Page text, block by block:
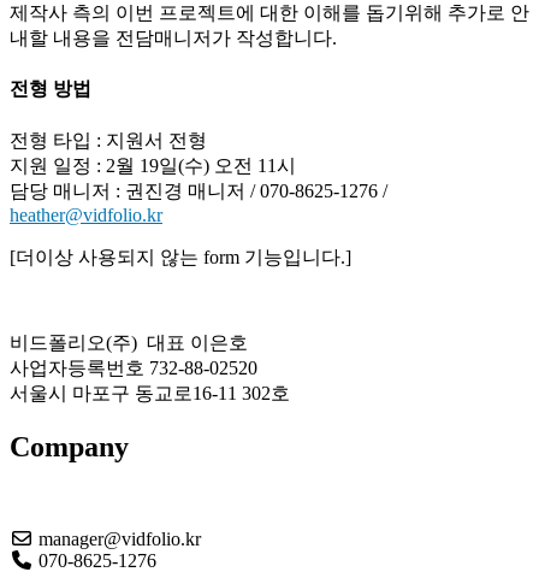
제작사 측의 이번 프로젝트에 대한 이해를 돕기위해 추가로 안
내할 내용을 전담매니저가 작성합니다.
전형 방법
전형 타입 : 지원서 전형
지원 일정 : 2월 19일(수) 오전 11시
담당 매니저 : 권진경 매니저 / 070-8625-1276 /
heather@vidfolio.kr
[더이상 사용되지 않는 form 기능입니다.]
비드폴리오(주) 대표 이은호
사업자등록번호 732-88-02520
서울시 마포구 동교로16-11 302호
Company
manager@vidfolio.kr
070-8625-1276